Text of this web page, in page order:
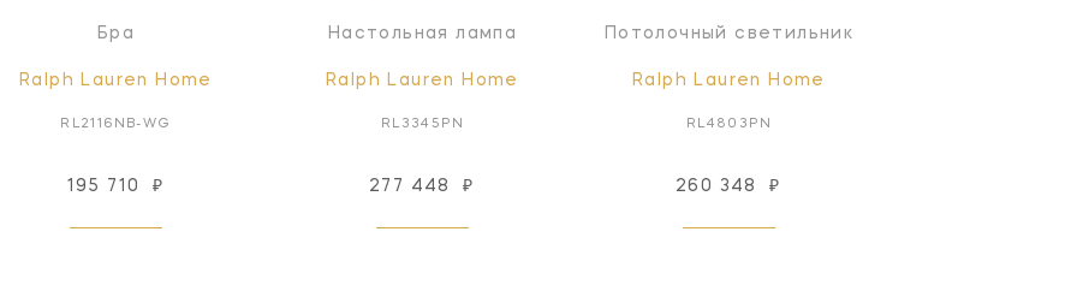
Бра
Ralph Lauren Home
RL2116NB-WG
195 710 ₽
Настольная лампа
Ralph Lauren Home
RL3345PN
277 448 ₽
Потолочный светильник
Ralph Lauren Home
RL4803PN
260 348 ₽